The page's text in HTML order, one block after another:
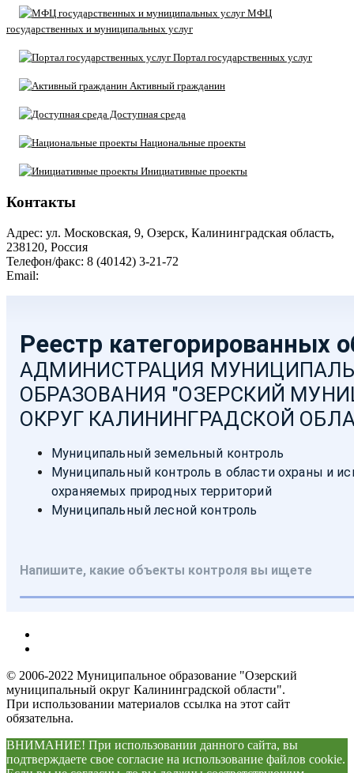
МФЦ
государственных и муниципальных услуг
Портал государственных услуг
Активный гражданин
Доступная среда
Национальные проекты
Инициативные проекты
Контакты
Адрес: ул. Московская, 9, Озерск, Калининградская область,
238120, Россия
Телефон/факс: 8 (40142) 3-21-72
Email:
© 2006-2022 Муниципальное образование "Озерский
муниципальный округ Калининградской области".
При использовании материалов ссылка на этот сайт
обязательна.
ВНИМАНИЕ! При использовании данного сайта, вы
подтверждаете свое согласие на использование файлов cookie.